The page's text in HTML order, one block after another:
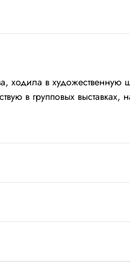
ходила в
в групповых выставках,